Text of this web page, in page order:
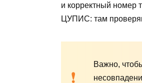
и корректный номер
ЦУПИС: там
Важно,